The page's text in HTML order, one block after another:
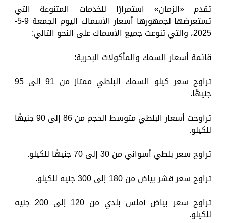
تقدم «الزمان» استمرارًا للخدمات المتنوعة التي
تستعرضها لجمهورها أسعار الأسماك اليوم الجمعة 9-5-
2025، والتي تنوعت جميع الأسماك على النحو التالي:
قائمة أسعار السمك والمأكولات البحرية:
تراوح سعر كيلو السمك البلطي ممتاز من 91 إلى 95
جنيهًا.
تراوحت أسعار البلطي متوسط الحجم من 86 إلى 90 جنيهًا
للكيلو.
تراوح سعر بلطي أسواني من 30 إلى 70 جنيهًا للكيلو.
تراوح سعر قشر بياض من 180 إلى 300 جنيه للكيلو.
تراوح سعر بياض أملس بلدي من 120 إلى 200 جنيه
للكيلو.